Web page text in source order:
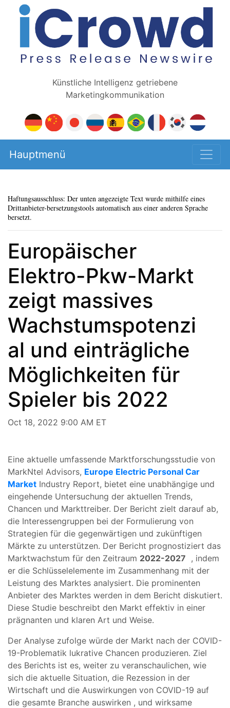
Künstliche Intelligenz getriebene
Marketingkommunikation
Hauptmenü
Haftungsausschluss: Der unten angezeigte Text wurde mithilfe eines
Drittanbieter-bersetzungstools automatisch aus einer anderen Sprache
bersetzt.
Europäischer
Elektro-Pkw-Markt
zeigt massives
Wachstumspotenzi
al und einträgliche
Möglichkeiten für
Spieler bis 2022
Oct 18, 2022 9:00 AM ET
Eine aktuelle umfassende Marktforschungsstudie von
MarkNtel Advisors, Europe Electric Personal Car
Market Industry Report, bietet eine unabhängige und
eingehende Untersuchung der aktuellen Trends,
Chancen und Markttreiber. Der Bericht zielt darauf ab,
die Interessengruppen bei der Formulierung von
Strategien für die gegenwärtigen und zukünftigen
Märkte zu unterstützen. Der Bericht prognostiziert das
Marktwachstum für den Zeitraum 2022-2027 , indem
er die Schlüsselelemente im Zusammenhang mit der
Leistung des Marktes analysiert. Die prominenten
Anbieter des Marktes werden in dem Bericht diskutiert.
Diese Studie beschreibt den Markt effektiv in einer
prägnanten und klaren Art und Weise.
Der Analyse zufolge würde der Markt nach der COVID-
19-Problematik lukrative Chancen produzieren. Ziel
des Berichts ist es, weiter zu veranschaulichen, wie
sich die aktuelle Situation, die Rezession in der
Wirtschaft und die Auswirkungen von COVID-19 auf
die gesamte Branche auswirken , und wirksame